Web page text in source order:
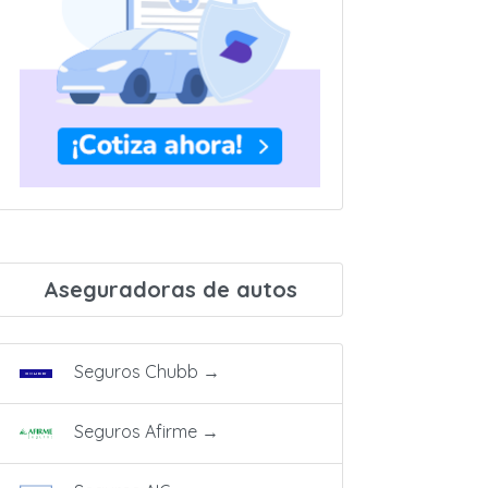
Aseguradoras de autos
Seguros Chubb →
Seguros Afirme →